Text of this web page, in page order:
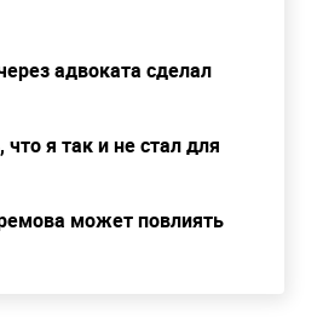
адвоката сделал
я так и не стал для
может повлиять